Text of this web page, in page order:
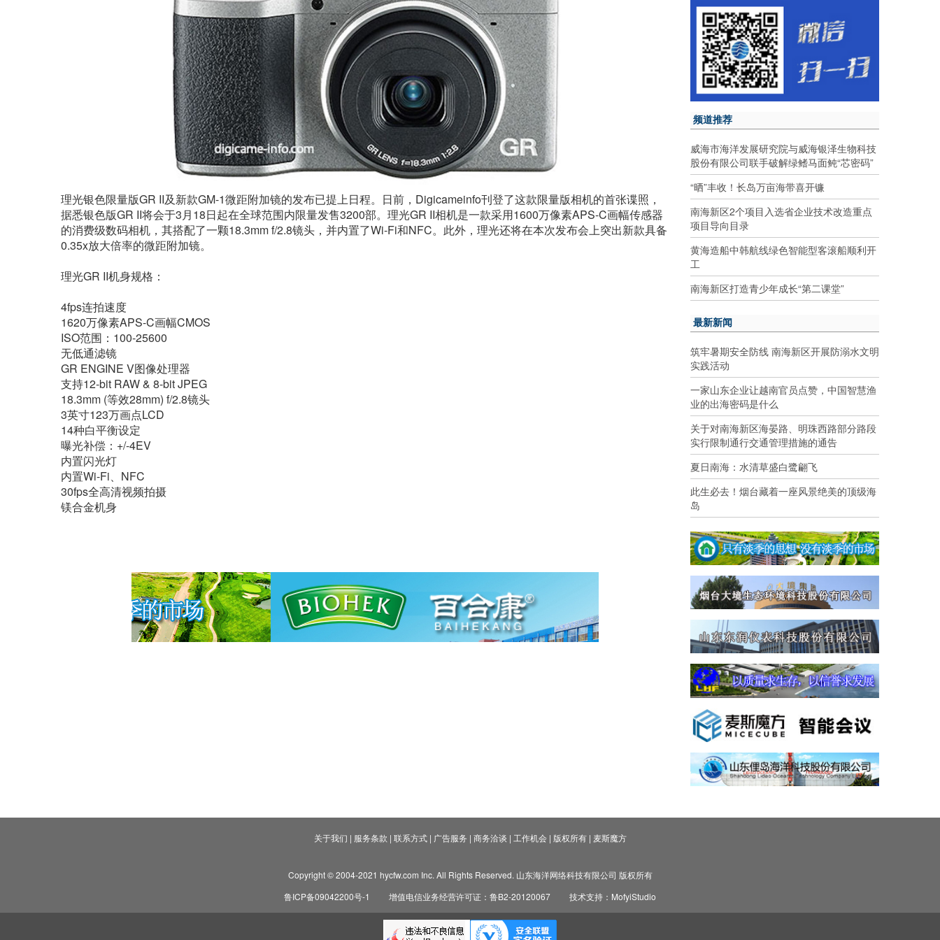
理光银色限量版GR II及新款GM-1微距附加镜的发布已提上日程。日前，Digicameinfo刊登了这款限量版相机的首张谍照，
据悉银色版GR II将会于3月18日起在全球范围内限量发售3200部。理光GR II相机是一款采用1600万像素APS-C画幅传感器
的消费级数码相机，其搭配了一颗18.3mm f/2.8镜头，并内置了Wi-Fi和NFC。此外，理光还将在本次发布会上突出新款具备
0.35x放大倍率的微距附加镜。
理光GR II机身规格：
4fps连拍速度
1620万像素APS-C画幅CMOS
ISO范围：100-25600
无低通滤镜
GR ENGINE V图像处理器
支持12-bit RAW & 8-bit JPEG
18.3mm (等效28mm) f/2.8镜头
3英寸123万画点LCD
14种白平衡设定
曝光补偿：+/-4EV
内置闪光灯
内置Wi-Fi、NFC
30fps全高清视频拍摄
镁合金机身
频道推荐
威海市海洋发展研究院与威海银泽生物科技
股份有限公司联手破解绿鳍马面鲀“芯密码”
“晒”丰收！长岛万亩海带喜开镰
南海新区2个项目入选省企业技术改造重点
项目导向目录
黄海造船中韩航线绿色智能型客滚船顺利开
工
南海新区打造青少年成长“第二课堂”
最新新闻
筑牢暑期安全防线 南海新区开展防溺水文明
实践活动
一家山东企业让越南官员点赞，中国智慧渔
业的出海密码是什么
关于对南海新区海晏路、明珠西路部分路段
实行限制通行交通管理措施的通告
夏日南海：水清草盛白鹭翩飞
此生必去！烟台藏着一座风景绝美的顶级海
岛
关于我们 | 服务条款 | 联系方式| 广告服务 | 商务洽谈 | 工作机会| 版权所有| 麦斯魔方
Copyright © 2004-2021 hycfw.com Inc. All Rights Reserved. 山东海洋网络科技有限公司 版权所有
鲁ICP备09042200号-1
增值电信业务经营许可证：鲁B2-20120067 技术支持：MofyiStudio